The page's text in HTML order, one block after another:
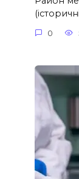
0